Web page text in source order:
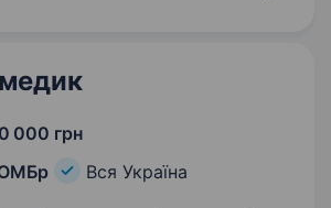
000 грн
Вся Україна